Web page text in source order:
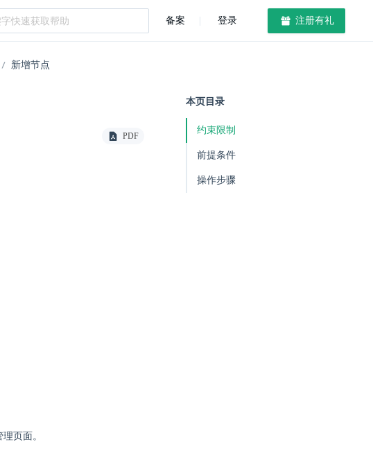
备案 登录 注册有礼
新增节点
PDF
页面。
本页目录
约束限制
前提条件
操作步骤